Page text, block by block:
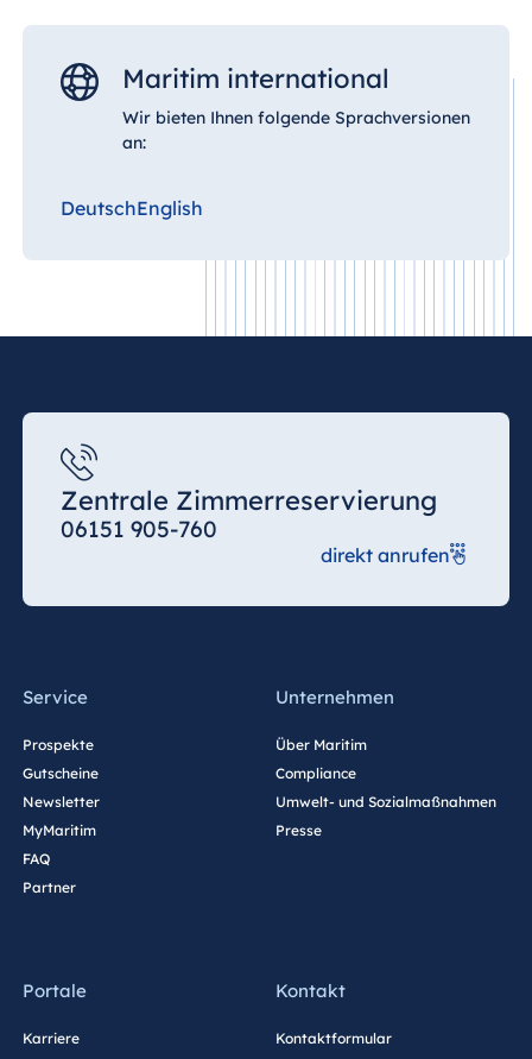
& Casino Sharm
Hotel Plaza
Resort Marina
Blue Albena
Hotel Amelia
China
Hotel &
Center Taicang
Italien
Resort Calabria
Antonine Hotel &
Maritim international
Wir bieten Ihnen folgende Sprachversionen
an:
DeutschEnglish
Zentrale Zimmerreservierung
06151 905-760
direkt anrufen
Service
Prospekte
Gutscheine
Newsletter
MyMaritim
FAQ
Partner
Unternehmen
Über Maritim
Compliance
Umwelt- und Sozialmaßnahmen
Presse
Portale
Karriere
Kontakt
Kontaktformular